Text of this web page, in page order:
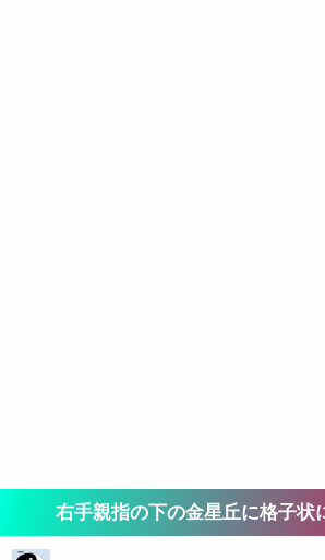
右手親指の下の金星丘に格子状